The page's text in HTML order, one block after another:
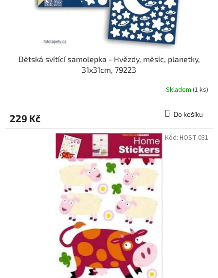
Dětská svítící samolepka - Hvězdy, měsíc, planetky,
31x31cm, 79223
Skladem (1 ks)
229 Kč Do košíku
Kód: HOST 031